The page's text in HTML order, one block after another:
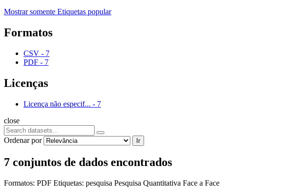
Mostrar somente Etiquetas popular
Formatos
CSV - 7
PDF - 7
Licenças
Licença não especif... - 7
close
Ordenar por Ir
7 conjuntos de dados encontrados
Formatos: PDF Etiquetas: pesquisa Pesquisa Quantitativa Face a Face